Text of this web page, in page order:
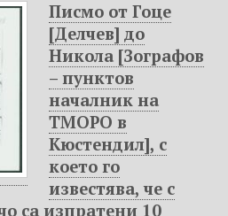
Писмо от Гоце
[Делчев] до
Никола [Зографов
– пунктов
началник на
ТМОРО в
Кюстендил], с
което го
известява, че с
са изпратени 10